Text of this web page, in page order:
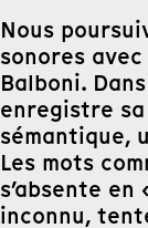
Nous
sonores avec
Balboni.
enregistre
sémantique,
Les mots
s’absente
inconnu,